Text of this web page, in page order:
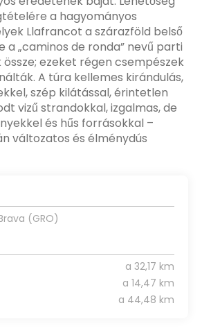
a hagyományos
Llafrancot a szárazföld belső
a „caminos de ronda” nevű parti
ezeket régen csempészek
A túra kellemes kirándulás,
szép kilátással, érintetlen
vizű strandokkal, izgalmas, de
és hűs forrásokkal –
változatos és élménydús
(GRO)
a 32,17 km
a 14,47 km
a 44,48 km